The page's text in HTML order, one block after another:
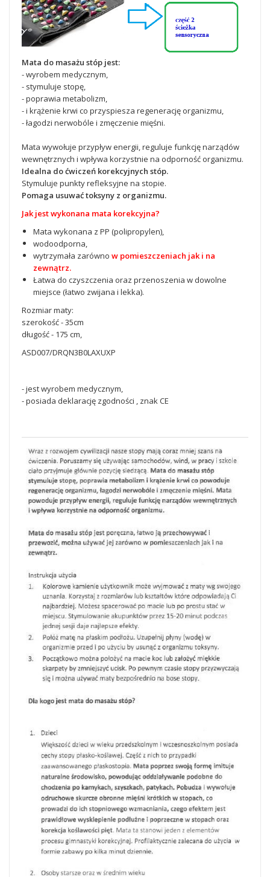
Mata do masażu stóp jest:
- wyrobem medycznym,
- stymuluje stopę,
- poprawia metabolizm,
- i krążenie krwi co przyspiesza regenerację organizmu,
- łagodzi nerwobóle i zmęczenie mięśni.
Mata wywołuje przypływ energii, reguluje funkcję narządów
wewnętrznych i wpływa korzystnie na odporność organizmu.
Idealna do ćwiczeń korekcyjnych stóp.
Stymuluje punkty refleksyjne na stopie.
Pomaga usuwać toksyny z organizmu.
Jak jest wykonana mata korekcyjna?
Mata wykonana z PP (polipropylen),
wodoodporna,
wytrzymała zarówno w pomieszczeniach jak i na
zewnątrz.
Łatwa do czyszczenia oraz przenoszenia w dowolne
miejsce (łatwo zwijana i lekka).
Rozmiar maty:
szerokość - 35cm
długość - 175 cm,
ASD007/DRQN3B0LAXUXP
- jest wyrobem medycznym,
- posiada deklarację zgodności , znak CE